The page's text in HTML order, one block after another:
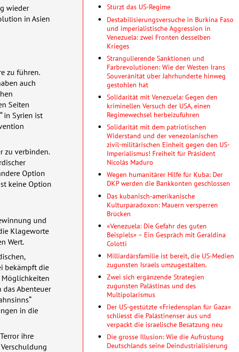
wieder
in Asien
zu führen.
auch
Seiten
in Syrien ist
zu verbinden.
Option
keine Option
und
Klageworte
Wert.
bekämpft die
Möglichkeiten
das Abenteuer
in die
ihre
Stürzt das US-Regime
Destabilisierungsversuche in Burkina Faso
und imperialistische Aggression in
Venezuela: zwei Fronten desselben
Krieges
Strangulierende Sanktionen und
Farbrevolutionen: Wie der Westen Irans
Souveränität über Jahrhunderte hinweg
gestohlen hat
Solidarität mit Venezuela: Gegen den
kriminellen Versuch der USA, einen
Regimewechsel herbeizuführen
Solidarität mit dem patriotischen
Widerstand und der venezolanischen
zivil-militärischen Einheit gegen den US-
Imperialismus! Freiheit für Präsident
Nicolás Maduro
Wegen humanitärer Hilfe für Kuba: Der
DKP werden die Bankkonten geschlossen
Das kubanisch-amerikanische
Kulturparadoxon: Mauern versperren
Brücken
«Venezuela: Die Gefahr des guten
Beispiels» – Ein Gespräch mit Geraldina
Colotti
Milliardärsfamilie ist bereit, die US-Medien
zugunsten Israels umzugestalten.
Zwei sich ergänzende Strategien
zugunsten Palästinas und des
Multipolarismus
Der US-gestützte «Friedensplan für Gaza»
schliesst die Palästinenser aus und
verpackt die israelische Besatzung neu
Die grosse Illusion: Wie die Aufrüstung
Deutschlands seine Deindustrialisierung